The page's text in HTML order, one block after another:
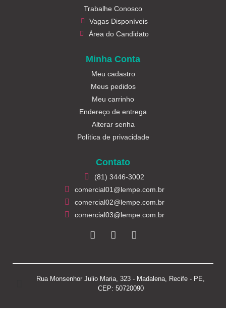
Trabalhe Conosco
Vagas Disponíveis
Área do Candidato
Minha Conta
Meu cadastro
Meus pedidos
Meu carrinho
Endereço de entrega
Alterar senha
Política de privacidade
Contato
(81) 3446-3002
comercial01@lempe.com.br
comercial02@lempe.com.br
comercial03@lempe.com.br
Rua Monsenhor Julio Maria, 323 - Madalena, Recife - PE,
CEP: 50720090